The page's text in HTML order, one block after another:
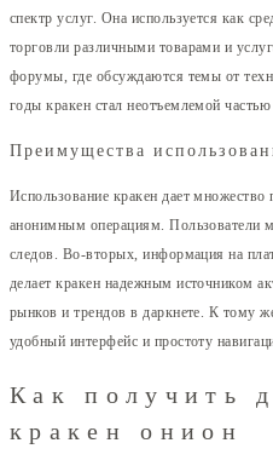
спектр услуг. Она используется как
торговли различными товарами и
форумы, где обсуждаются темы от
годы кракен стал неотъемлемой
Преимущества
Использование кракен дает
анонимным операциям. Пользователи
следов. Во-вторых, информация на
делает кракен надежным источником
рынков и трендов в даркнете. К тому
удобный интерфейс и простоту
Как получить
кракен онион